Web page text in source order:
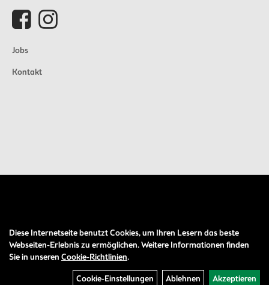
Jobs
Kontakt
Diese Internetseite benutzt Cookies, um Ihren Lesern das beste
Webseiten-Erlebnis zu ermöglichen. Weitere Informationen finden
Sie in unseren Cookie-Richtlinien.
Cookie-Einstellungen
Ablehnen Akzeptieren
Auftrag widerrufen